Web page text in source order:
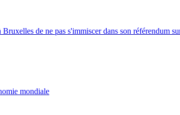
de ne pas s'immiscer dans son référendum
mondiale